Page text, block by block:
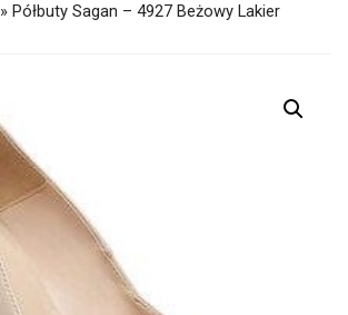
» Półbuty Sagan – 4927 Beżowy Lakier